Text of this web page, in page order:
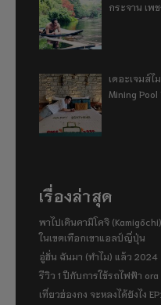
กระจาน เพ
เดอะเจมส์ไ
Mining
เรื่องล่าสุด
พาไปเดินคามิโคจิ
ในเขตเทือกเขาแอลป์ญี่ปุ่น
อู่ฮั่น ฉันมา (ทำไม) แล้ว 2024
รีวิว 1 ปีกับการใช้รถไฟฟ้า
เที่ยวฮ่องกง จะหลงได้ยังไง